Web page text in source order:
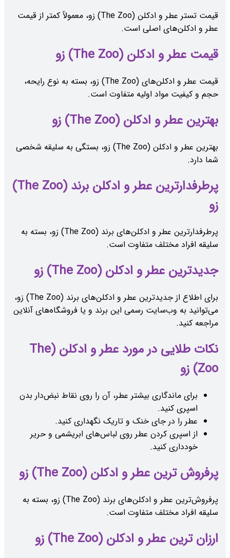
قیمت تستر عطر و ادکلن (The Zoo) زو، معمولاً کمتر از قیمت
عطر و ادکلن‌های اصلی است.
قیمت عطر و ادکلن (The Zoo) زو
قیمت عطر و ادکلن‌های (The Zoo) زو، بسته به نوع رایحه،
حجم و کیفیت مواد اولیه متفاوت است.
بهترین عطر و ادکلن (The Zoo) زو
بهترین عطر و ادکلن (The Zoo) زو، بستگی به سلیقه شخصی
شما دارد.
پرطرفدارترین عطر و ادکلن برند (The Zoo)
زو
پرطرفدارترین عطر و ادکلن‌های برند (The Zoo) زو، بسته به
سلیقه افراد مختلف متفاوت است.
جدیدترین عطر و ادکلن (The Zoo) زو
برای اطلاع از جدیدترین عطر و ادکلن‌های برند (The Zoo) زو،
می‌توانید به وب‌سایت رسمی این برند و یا فروشگاه‌های آنلاین
مراجعه کنید.
نکات طلایی در مورد عطر و ادکلن (The
Zoo) زو
برای ماندگاری بیشتر عطر، آن را روی نقاط نبض‌دار بدن
اسپری کنید.
عطر را در جای خنک و تاریک نگهداری کنید.
از اسپری کردن عطر روی لباس‌های ابریشمی و حریر
خودداری کنید.
پرفروش ترین عطر و ادکلن (The Zoo) زو
پرفروش‌ترین عطر و ادکلن‌های برند (The Zoo) زو، بسته به
سلیقه افراد مختلف متفاوت است.
ارزان ترین عطر و ادکلن (The Zoo) زو